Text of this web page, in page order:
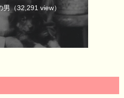
男（32,291 view）